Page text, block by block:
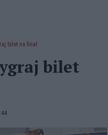
bilet na finał
bilet